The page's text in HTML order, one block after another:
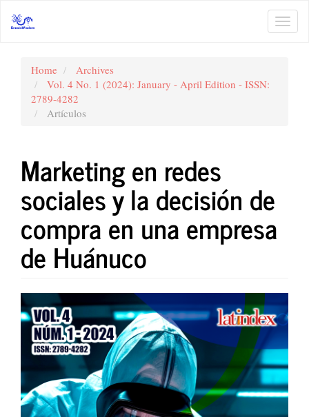
Navigation
Sidebar
Home
Archives
Vol. 4 No. 1 (2024): January - April Edition - ISSN:
2789-4282
Artículos
Marketing en redes
sociales y la decisión de
compra en una empresa
de Huánuco
Article
Sidebar